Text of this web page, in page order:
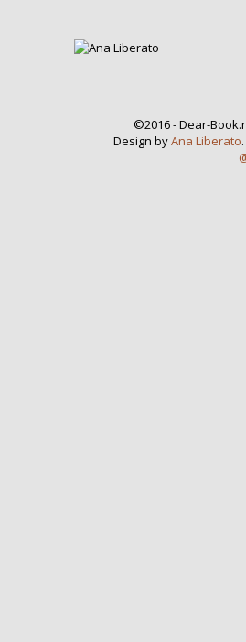
©2016 - Dear-
Design byAna Liberato